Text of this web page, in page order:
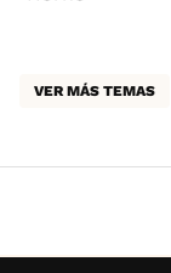
VER MÁS TEMAS